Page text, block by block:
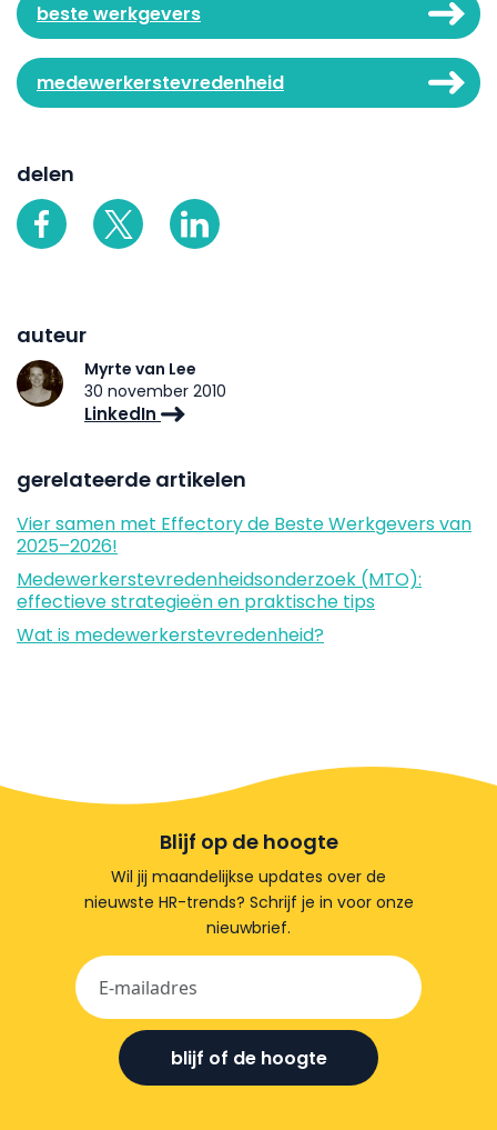
beste werkgevers
medewerkerstevredenheid
delen
auteur
Myrte van Lee
30 november 2010
LinkedIn
gerelateerde artikelen
Vier samen met Effectory de Beste Werkgevers van
2025–2026!
Medewerkerstevredenheidsonderzoek (MTO):
effectieve strategieën en praktische tips
Wat is medewerkerstevredenheid?
Blijf op de hoogte
Wil jij maandelijkse updates over de
nieuwste HR-trends? Schrijf je in voor onze
nieuwbrief.
blijf of de hoogte